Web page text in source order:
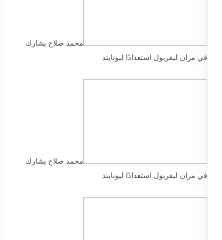
محمد صلاح يشارك
في مران ليفربول استعدادًا ليونايتد
محمد صلاح يشارك
في مران ليفربول استعدادًا ليونايتد